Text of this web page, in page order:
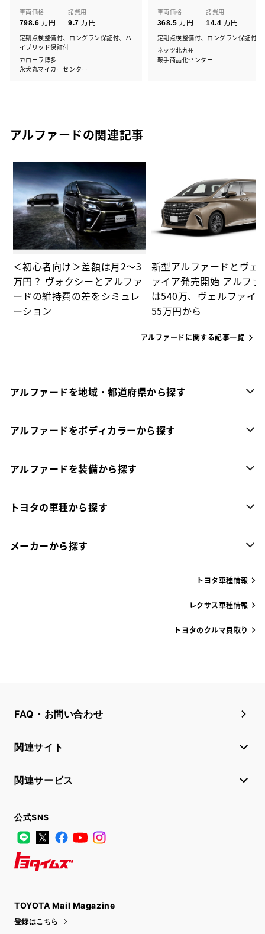
車両価格
798.6 万円
諸費用
9.7 万円
定期点検整備付、ロングラン保証付、ハ
イブリッド保証付
カローラ博多
永犬丸マイカーセンター
車両価格
368.5 万円
諸費用
14.4 万円
定期点検整備付、ロングラン保証付
ネッツ北九州
鞍手商品化センター
アルファードの関連記事
＜初心者向け＞差額は月2～3
万円？ ヴォクシーとアルファ
ードの維持費の差をシミュレ
ーション
新型アルファードとヴェ
ァイア発売開始 アルファ
は540万、ヴェルファイ
55万円から
アルファードに関する記事一覧
アルファードを地域・都道府県から探す
アルファードをボディカラーから探す
アルファードを装備から探す
トヨタの車種から探す
メーカーから探す
トヨタ車種情報
レクサス車種情報
トヨタのクルマ買取り
FAQ・お問い合わせ
関連サイト
関連サービス
公式SNS
LINE
X FacebookYouTube
TOYOTA Mail Magazine
登録はこちら